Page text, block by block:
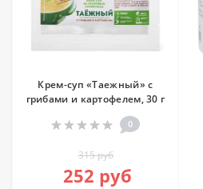
Крем-суп «Таежный» с
грибами и картофелем, 30 г
0
315 руб
252 руб